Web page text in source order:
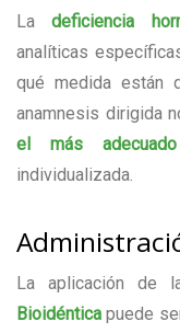
Ladeficiencia
analíticas
qué medida están
anamnesis dirigida
el más
individualizada.
La aplicación de
Bioidénticapuede